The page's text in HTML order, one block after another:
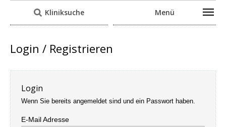
Kliniksuche Menü
Login / Registrieren
Login
Wenn Sie bereits angemeldet sind und ein Passwort haben.
E-Mail Adresse